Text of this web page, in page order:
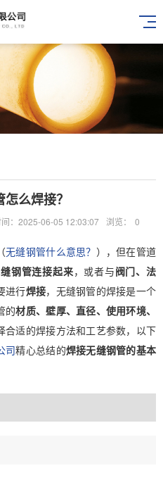
么焊接？
间：2025-06-05 12:03:07 浏览： 0
无缝钢管什么意思？ ），但在管道
钢管连接起来，或者与阀门、法
进行焊接，无缝钢管的焊接是一个
的材质、壁厚、直径、使用环境、
合适的焊接方法和工艺参数，以下
司精心总结的焊接无缝钢管的基本